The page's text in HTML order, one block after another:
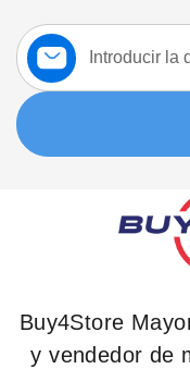
Suscríbase
a
nuestro
boletín:
Buy4Store
y vendedor de